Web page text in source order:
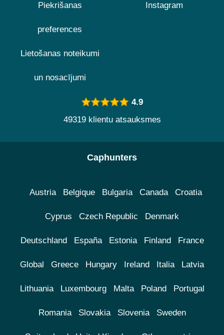
Piekrišanas
preferences
Lietošanas noteikumi
un nosacījumi
Instagram
4.9
49319 klientu atsauksmes
Caphunters
Austria Belgique Bulgaria Canada Croatia
Cyprus Czech Republic Denmark
Deutschland España Estonia Finland France
Global Greece Hungary Ireland Italia Latvia
Lithuania Luxembourg Malta Poland Portugal
Romania Slovakia Slovenia Sweden